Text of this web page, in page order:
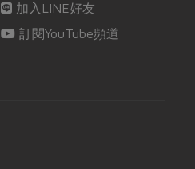
加入LINE好友
訂閱YouTube頻道